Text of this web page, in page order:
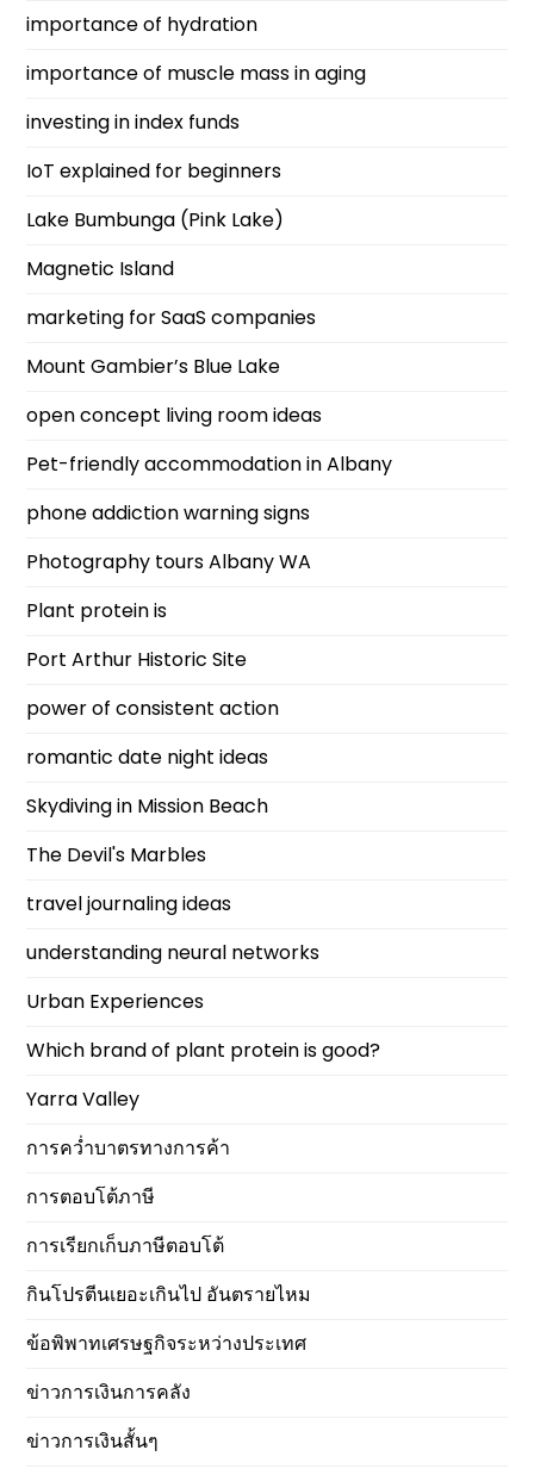
importance of hydration
importance of muscle mass in aging
investing in index funds
IoT explained for beginners
Lake Bumbunga (Pink Lake)
Magnetic Island
marketing for SaaS companies
Mount Gambier’s Blue Lake
open concept living room ideas
Pet-friendly accommodation in Albany
phone addiction warning signs
Photography tours Albany WA
Plant protein is
Port Arthur Historic Site
power of consistent action
romantic date night ideas
Skydiving in Mission Beach
The Devil's Marbles
travel journaling ideas
understanding neural networks
Urban Experiences
Which brand of plant protein is good?
Yarra Valley
การคว่ำบาตรทางการค้า
การตอบโต้ภาษี
การเรียกเก็บภาษีตอบโต้
กินโปรตีนเยอะเกินไป อันตรายไหม
ข้อพิพาทเศรษฐกิจระหว่างประเทศ
ข่าวการเงินการคลัง
ข่าวการเงินสั้นๆ